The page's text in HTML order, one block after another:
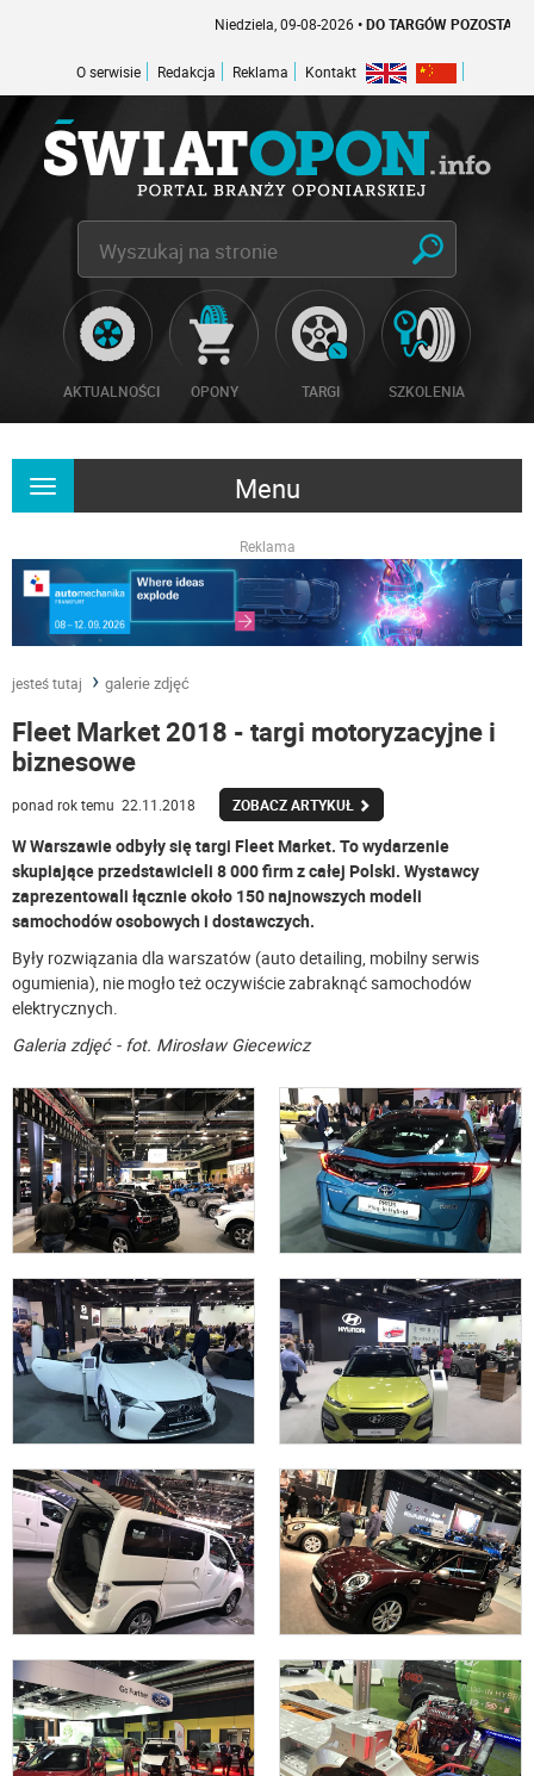
Niedziela, 09-08-2026• DO TARGÓW POZOSTAŁO -1 DNI
O serwisie Redakcja Reklama Kontakt
AKTUALNOŚCI OPONY TARGI SZKOLENIA
Menu
Rozwiń
Reklama
jesteś tutaj galerie zdjęć
Fleet Market 2018 - targi motoryzacyjne i
biznesowe
ponad rok temu 22.11.2018 ZOBACZ ARTYKUŁ
W Warszawie odbyły się targi Fleet Market. To wydarzenie
skupiające przedstawicieli 8 000 firm z całej Polski. Wystawcy
zaprezentowali łącznie około 150 najnowszych modeli
samochodów osobowych i dostawczych.
Były rozwiązania dla warszatów (auto detailing, mobilny serwis
ogumienia), nie mogło też oczywiście zabraknąć samochodów
elektrycznych.
Galeria zdjęć - fot. Mirosław Giecewicz